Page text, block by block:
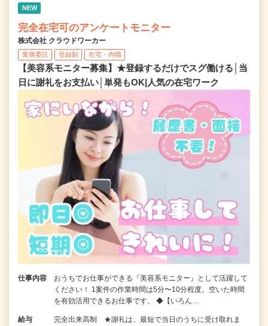
NEW
完全在宅可のアンケートモニター
株式会社 クラウドワーカー
業務委託 登録制 在宅・内職
【美容系モニター募集】★登録するだけでスグ働ける│当
日に謝礼をお支払い│単発もOK|人気の在宅ワーク
仕事内容
おうちでお仕事ができる『美容系モニター』として活躍して
ください！ 1案件の作業時間は5分〜10分程度。空いた時間
を有効活用できるお仕事です。 ◆【いろん…
給与
完全出来高制 ★謝礼は、最短で当日のうちに受け取れま